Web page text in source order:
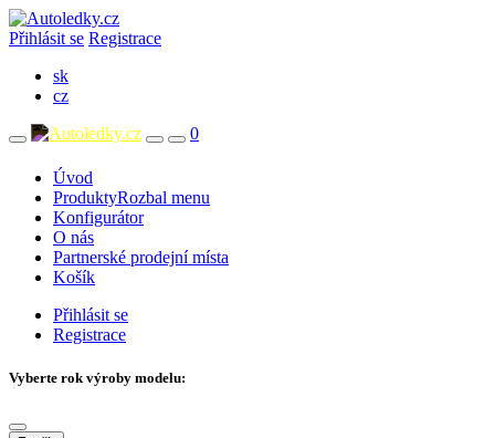
Přihlásit se Registrace
sk
cz
0
Úvod
ProduktyRozbal menu
Konfigurátor
O nás
Partnerské prodejní místa
Košík
Přihlásit se
Registrace
Vyberte rok výroby modelu: